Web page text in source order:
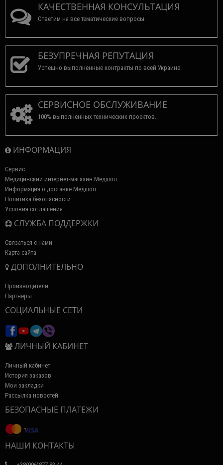
КАЧЕСТВЕННАЯ КОНСУЛЬТАЦИЯ
Ответим на все тематические вопросы.
БЕЗУПРЕЧНАЯ РЕПУТАЦИЯ
Успешно выполненные контракты по всей Украине.
СЕРВИСНОЕ ОБСЛУЖИВАНИЕ
100% выполненных технических проектов.
ИНФОРМАЦИЯ
Сервис
Медицинский интернет-магазин Медшоп
Информация о доставке Медшоп
Политика безопасности
Условия соглашения
СЛУЖБА ПОДДЕРЖКИ
Связаться с нами
Карта сайта
ДОПОЛНИТЕЛЬНО
Производители
Партнёры
СОЦИАЛЬНЫЕ СЕТИ
ЛИЧНЫЙ КАБИНЕТ
Личный кабинет
История заказов
Мои закладки
Рассылка новостей
БЕЗОПАСНЫЕ ПЛАТЕЖИ
НАШИ КОНТАКТЫ